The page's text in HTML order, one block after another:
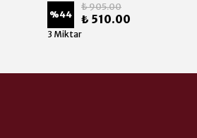
%44
₺ 905.00
₺ 510.00
3 Miktar